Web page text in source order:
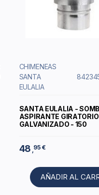
CHIMENEAS
SANTA
EULALIA
SANTA EULALIA -
ASPIRANTE GIRATORIO
GALVANIZADO - 150
48 ,95 €
AÑADIR AL